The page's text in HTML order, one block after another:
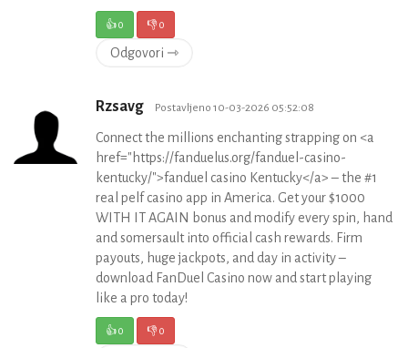
👍0 👎0
Odgovori ⇾
Rzsavg Postavljeno 10-03-2026 05:52:08
Connect the millions enchanting strapping on <a
href="https://fanduelus.org/fanduel-casino-
kentucky/">fanduel casino Kentucky</a> – the #1
real pelf casino app in America. Get your $1000
WITH IT AGAIN bonus and modify every spin, hand
and somersault into official cash rewards. Firm
payouts, huge jackpots, and day in activity –
download FanDuel Casino now and start playing
like a pro today!
👍0 👎0